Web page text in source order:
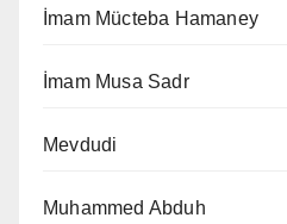
İmam Mücteba Hamaney
İmam Musa Sadr
Mevdudi
Muhammed Abduh